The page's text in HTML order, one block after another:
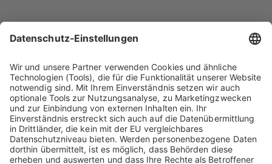
Download
Die aktuelle Satzung der Biotest GmbH & Co. KGaA vom 15. April
2026 finden Sie hier.
Satzung der Biotest GmbH & Co. KGaA - Fassung
April 2026